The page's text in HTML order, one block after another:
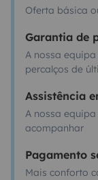
Oferta básica
Garantia de
A nossa
percalços de
Assistência
A nossa
acompanhar
Pagamento
Mais conforto